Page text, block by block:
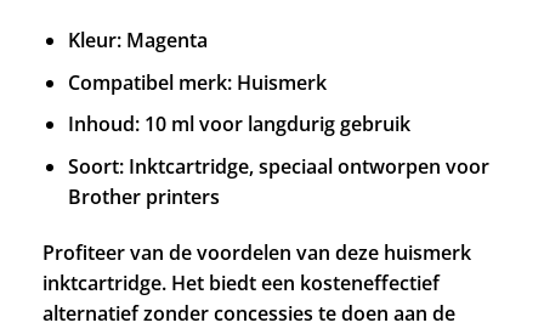
Kleur: Magenta
Compatibel merk: Huismerk
Inhoud: 10 ml voor langdurig gebruik
Soort: Inktcartridge, speciaal ontworpen voor
Brother printers
Profiteer van de voordelen van deze huismerk
inktcartridge. Het biedt een kosteneffectief
alternatief zonder concessies te doen aan de